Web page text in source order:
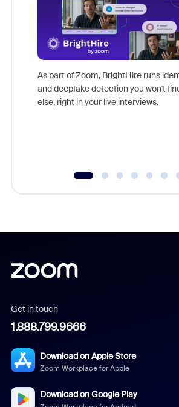
As part of Zoom, BrightHire runs
and deepfake detection you won't
else, right in your live interviews.
Get in touch
1.888.799.9666
Download on Apple Store
Zoom Workplace for Apple
Download on Google Play